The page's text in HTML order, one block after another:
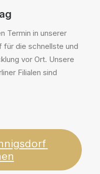
Termin in unserer
für die schnellste und
vor Ort. Unsere
Filialen sind